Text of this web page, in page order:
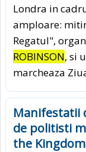
Londra in
amploare:
Regatul",
ROBINSON, si
marcheaza
Manifestatii
de politisti
the